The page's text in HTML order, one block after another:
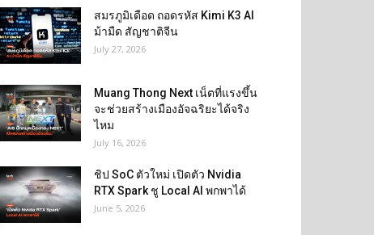
สมรภูมิเดือด ถอดรหัส Kimi K3 AI
ม้ามืด สัญชาติจีน
July 27, 2026
Muang Thong Next เน็ตที่แรงขึ้น
จะช่วยสร้างเมืองอัจฉริยะได้จริง
ไหม
July 16, 2026
ชิป SoC ตัวใหม่ เปิดตัว Nvidia
RTX Spark ชู Local AI พกพาได้
June 5, 2026